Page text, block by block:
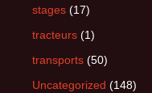
stages (17)
tracteurs (1)
transports (50)
Uncategorized (148)